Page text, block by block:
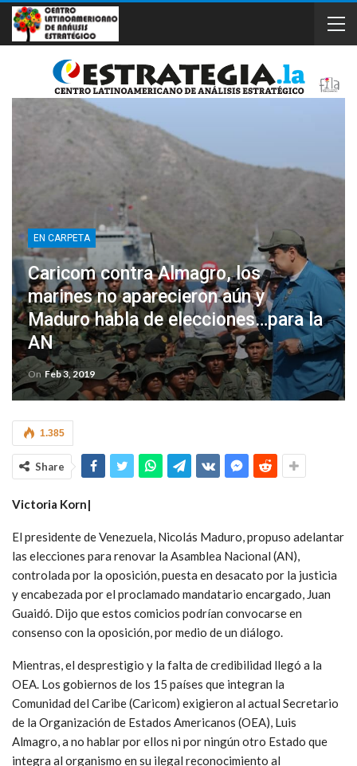
EN CARPETA
Caricom contra Almagro, los
marines no aparecieron aún y
Maduro habla de elecciones…para la
AN
On Feb 3, 2019
1.385
Share
Victoria Korn|
El presidente de Venezuela, Nicolás Maduro, propuso adelantar
las elecciones para renovar la Asamblea Nacional (AN),
controlada por la oposición, puesta en desacato por la justicia
y encabezada por el proclamado mandatario encargado, Juan
Guaidó. Dijo que estos comicios podrían convocarse en
consenso con la oposición, por medio de un diálogo.
Mientras, el desprestigio y la falta de credibilidad llegó a la
OEA. Los gobiernos de los 15 países que integran la
Comunidad del Caribe (Caricom) exigieron al actual Secretario
de la Organización de Estados Americanos (OEA), Luis
Almagro, a no hablar por ellos ni por ningún otro Estado que
integra al organismo en su ilegal reconocimiento al